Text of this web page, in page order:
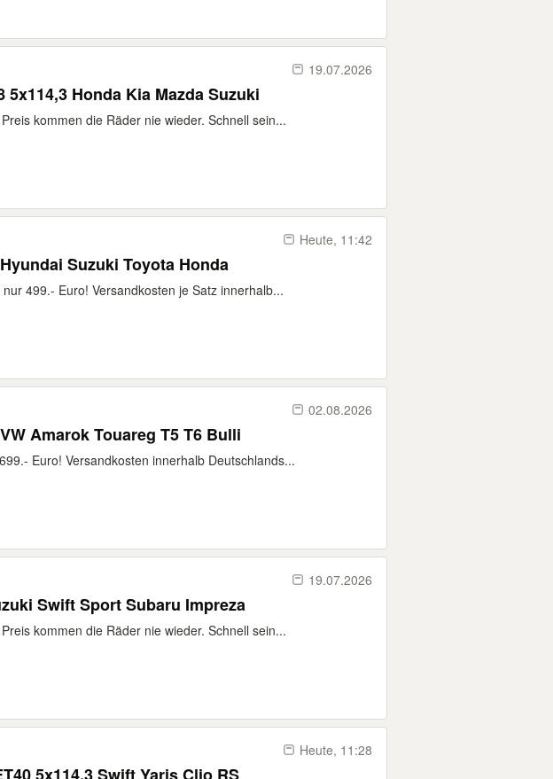
19.07.2026
Honda Kia Mazda Suzuki
kommen die Räder nie wieder. Schnell sein...
Heute, 11:42
Suzuki Toyota Honda
499.- Euro! Versandkosten je Satz innerhalb...
02.08.2026
Amarok Touareg T5 T6 Bulli
Euro! Versandkosten innerhalb Deutschlands...
19.07.2026
Swift Sport Subaru Impreza
kommen die Räder nie wieder. Schnell sein...
Heute, 11:28